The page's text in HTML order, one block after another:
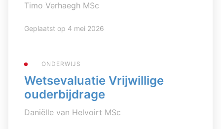
Timo Verhaegh MSc
Geplaatst op 4 mei 2026
ONDERWIJS
Wetsevaluatie Vrijwillige
ouderbijdrage
Daniëlle van Helvoirt MSc